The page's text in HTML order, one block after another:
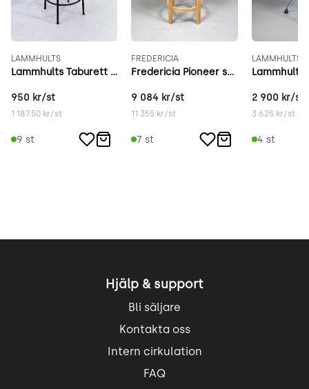
LAMMHULTS
Lammhults Taburett svart
950 kr/st
1 187.50 kr/st
9 st
FREDERICIA
Fredericia Pioneer stool grå
9 084 kr/st
11 355 kr/st
7 st
LAMMHULTS
2 900 kr/st
3 625kr/st
4 st
Hjälp & support
Bli säljare
Kontakta oss
Intern cirkulation
FAQ